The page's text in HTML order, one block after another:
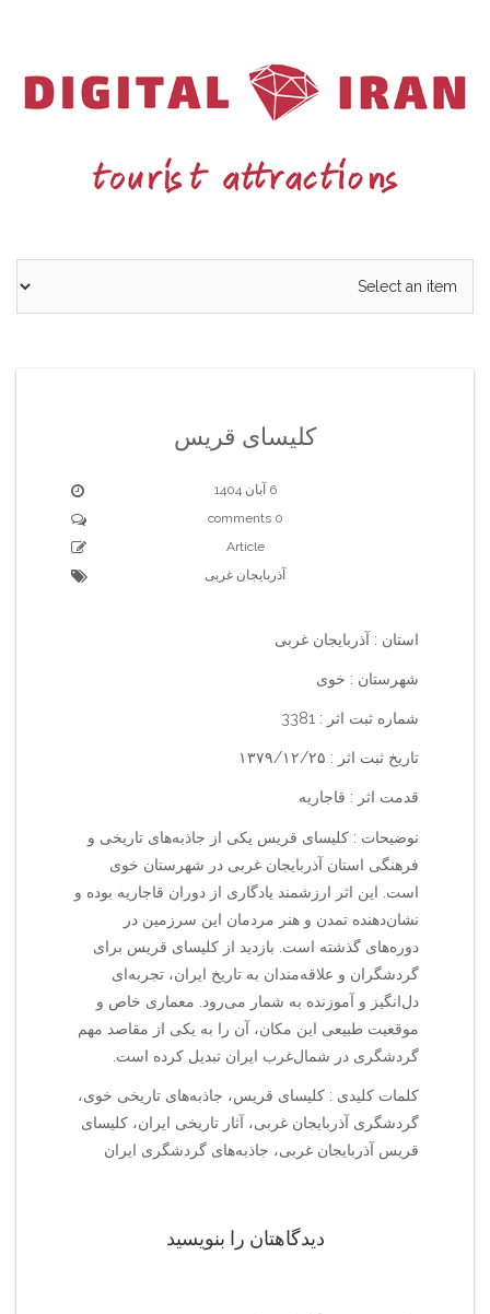
کلیسای قریس
6 آبان 1404
0 comments
Article
آذربایجان غربی
استان : آذربایجان غربی
شهرستان : خوی
شماره ثبت اثر : 3381
تاریخ ثبت اثر : ۱۳۷۹/۱۲/۲۵
قدمت اثر : قاجاریه
نوضیحات : کلیسای قریس یکی از جاذبه‌های تاریخی و
فرهنگی استان آذربایجان غربی در شهرستان خوی
است. این اثر ارزشمند یادگاری از دوران قاجاریه بوده و
نشان‌دهنده تمدن و هنر مردمان این سرزمین در
دوره‌های گذشته است. بازدید از کلیسای قریس برای
گردشگران و علاقه‌مندان به تاریخ ایران، تجربه‌ای
دل‌انگیز و آموزنده به شمار می‌رود. معماری خاص و
موقعیت طبیعی این مکان، آن را به یکی از مقاصد مهم
گردشگری در شمال‌غرب ایران تبدیل کرده است.
کلمات کلیدی : کلیسای قریس، جاذبه‌های تاریخی خوی،
گردشگری آذربایجان غربی، آثار تاریخی ایران، کلیسای
قریس آذربایجان غربی، جاذبه‌های گردشگری ایران
دیدگاهتان را بنویسید